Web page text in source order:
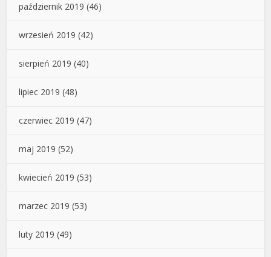
październik 2019 (46)
wrzesień 2019 (42)
sierpień 2019 (40)
lipiec 2019 (48)
czerwiec 2019 (47)
maj 2019 (52)
kwiecień 2019 (53)
marzec 2019 (53)
luty 2019 (49)